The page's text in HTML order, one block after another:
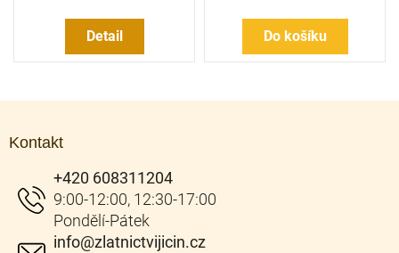
Detail Do košíku
Kontakt
info@zlatnictvijicin.cz
+420 608311204